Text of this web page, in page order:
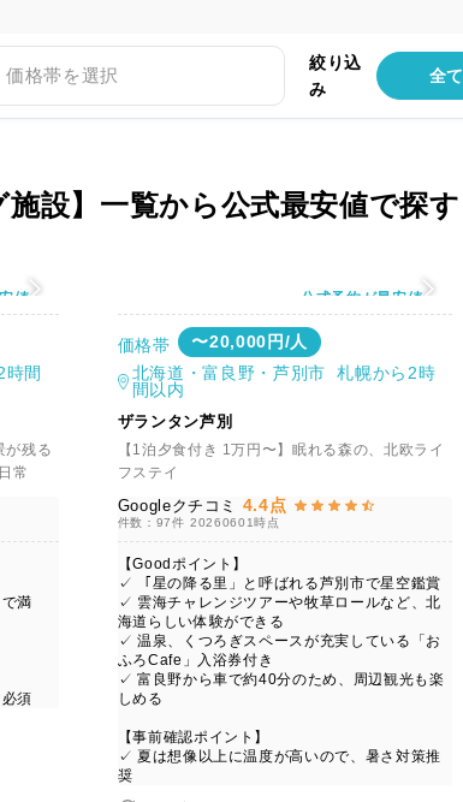
価格帯を選択
絞り込
み
全て
施設】一覧から公式最安値で探す
値
間
が残る
常
満
須
公式予約が最安値
価格帯
〜20,000円/人
北海道・富良野・芦別市 札幌から2時
間以内
ザランタン芦別
【1泊夕食付き 1万円〜】眠れる森の、北欧ライ
フステイ
Googleクチコミ 4.4点
件数：97件 20260601時点
【Goodポイント】
✓ 「星の降る里」と呼ばれる芦別市で星空鑑賞
✓ 雲海チャレンジツアーや牧草ロールなど、北
海道らしい体験ができる
✓ 温泉、くつろぎスペースが充実している「お
ふろCafe」入浴券付き
✓ 富良野から車で約40分のため、周辺観光も楽
しめる
【事前確認ポイント】
✓ 夏は想像以上に温度が高いので、暑さ対策推
奨